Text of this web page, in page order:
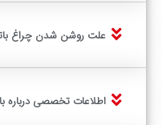
علت روشن شدن چراغ
اطلاعات تخصصی درباره